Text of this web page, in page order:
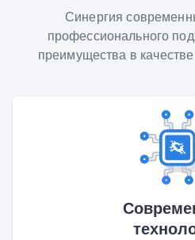
Синергия
профессионального
преимущества в